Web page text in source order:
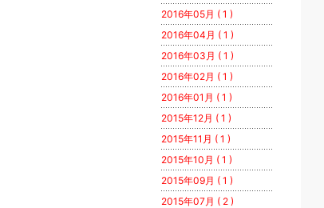
2016年05月 ( 1 )
2016年04月 ( 1 )
2016年03月 ( 1 )
2016年02月 ( 1 )
2016年01月 ( 1 )
2015年12月 ( 1 )
2015年11月 ( 1 )
2015年10月 ( 1 )
2015年09月 ( 1 )
2015年07月 ( 2 )